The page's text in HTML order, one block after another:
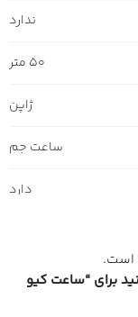
ندارد
50 متر
ژاپن
ساعت جم
دارد
است.
برای “ساعت کیو